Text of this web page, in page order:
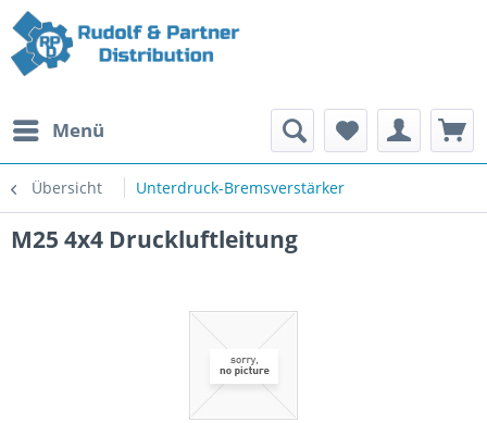
Menü
Übersicht Unterdruck-Bremsverstärker
M25 4x4 Druckluftleitung